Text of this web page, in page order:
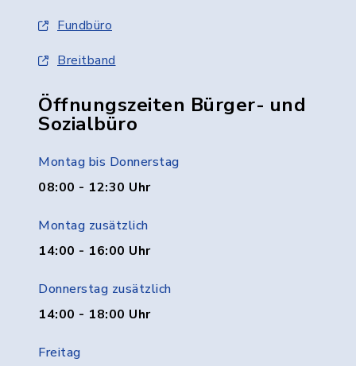
Fundbüro
Breitband
Öffnungszeiten Bürger- und
Sozialbüro
Montag bis Donnerstag
08:00 - 12:30 Uhr
Montag zusätzlich
14:00 - 16:00 Uhr
Donnerstag zusätzlich
14:00 - 18:00 Uhr
Freitag